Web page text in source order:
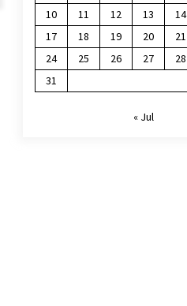
10
11 12 13 14
17
18 19 20 21
24
25 26 27 28
31
« Jul